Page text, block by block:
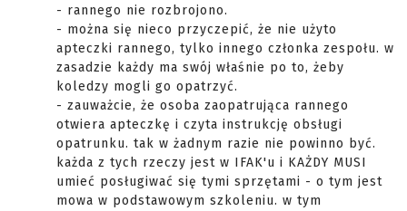
- rannego nie rozbrojono.
- można się nieco przyczepić, że nie użyto
apteczki rannego, tylko innego członka zespołu. w
zasadzie każdy ma swój właśnie po to, żeby
koledzy mogli go opatrzyć.
- zauważcie, że osoba zaopatrująca rannego
otwiera apteczkę i czyta instrukcję obsługi
opatrunku. tak w żadnym razie nie powinno być.
każda z tych rzeczy jest w IFAK'u i KAŻDY MUSI
umieć posługiwać się tymi sprzętami - o tym jest
mowa w podstawowym szkoleniu. w tym